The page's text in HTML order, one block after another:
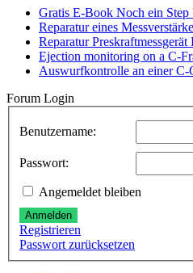
Gratis E-Book Noch ein Step
Reparatur eines
Reparatur
Ejection monitoring on a C-
Auswurfkontrolle an einer C-
Forum Login
Benutzername:
Passwort:
Angemeldet bleiben
Anmelden
Registrieren
Passwort zurücksetzen